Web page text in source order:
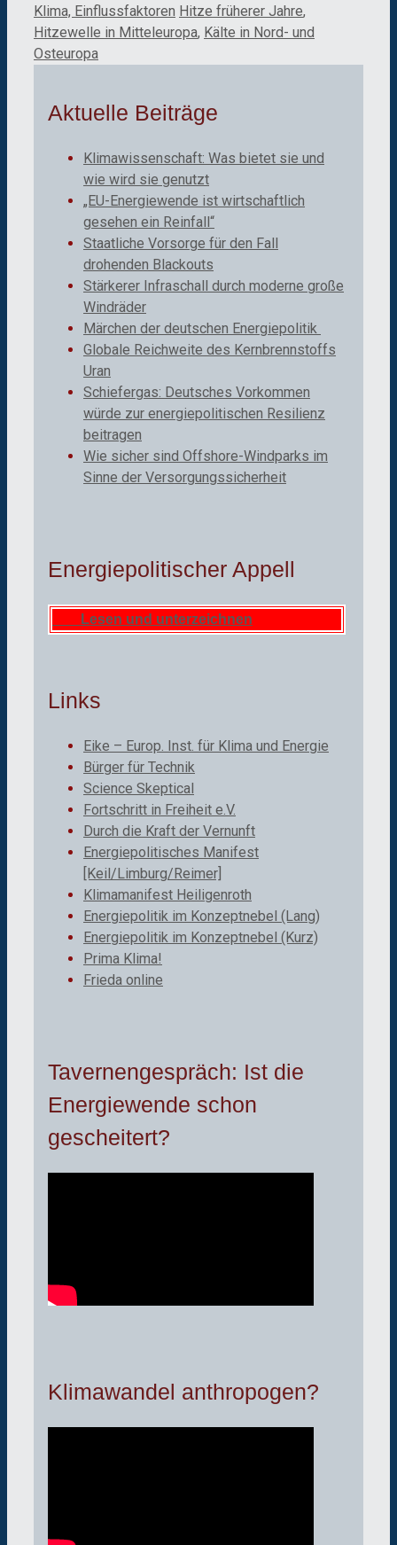
Kategorien
Klima, Einflussfaktoren Schlagwörter
Hitze früherer Jahre,
Hitzewelle in Mitteleuropa, Kälte in Nord- und
Osteuropa
Aktuelle Beiträge
Klimawissenschaft: Was bietet sie und
wie wird sie genutzt
„EU-Energiewende ist wirtschaftlich
gesehen ein Reinfall“
Staatliche Vorsorge für den Fall
drohenden Blackouts
Stärkerer Infraschall durch moderne große
Windräder
Märchen der deutschen Energiepolitik
Globale Reichweite des Kernbrennstoffs
Uran
Schiefergas: Deutsches Vorkommen
würde zur energiepolitischen Resilienz
beitragen
Wie sicher sind Offshore-Windparks im
Sinne der Versorgungssicherheit
Energiepolitischer Appell
Lesen und unterzeichnen
Links
Eike – Europ. Inst. für Klima und Energie
Bürger für Technik
Science Skeptical
Fortschritt in Freiheit e.V.
Durch die Kraft der Vernunft
Energiepolitisches Manifest
[Keil/Limburg/Reimer]
Klimamanifest Heiligenroth
Energiepolitik im Konzeptnebel (Lang)
Energiepolitik im Konzeptnebel (Kurz)
Prima Klima!
Frieda online
Tavernengespräch: Ist die
Energiewende schon
gescheitert?
Klimawandel anthropogen?